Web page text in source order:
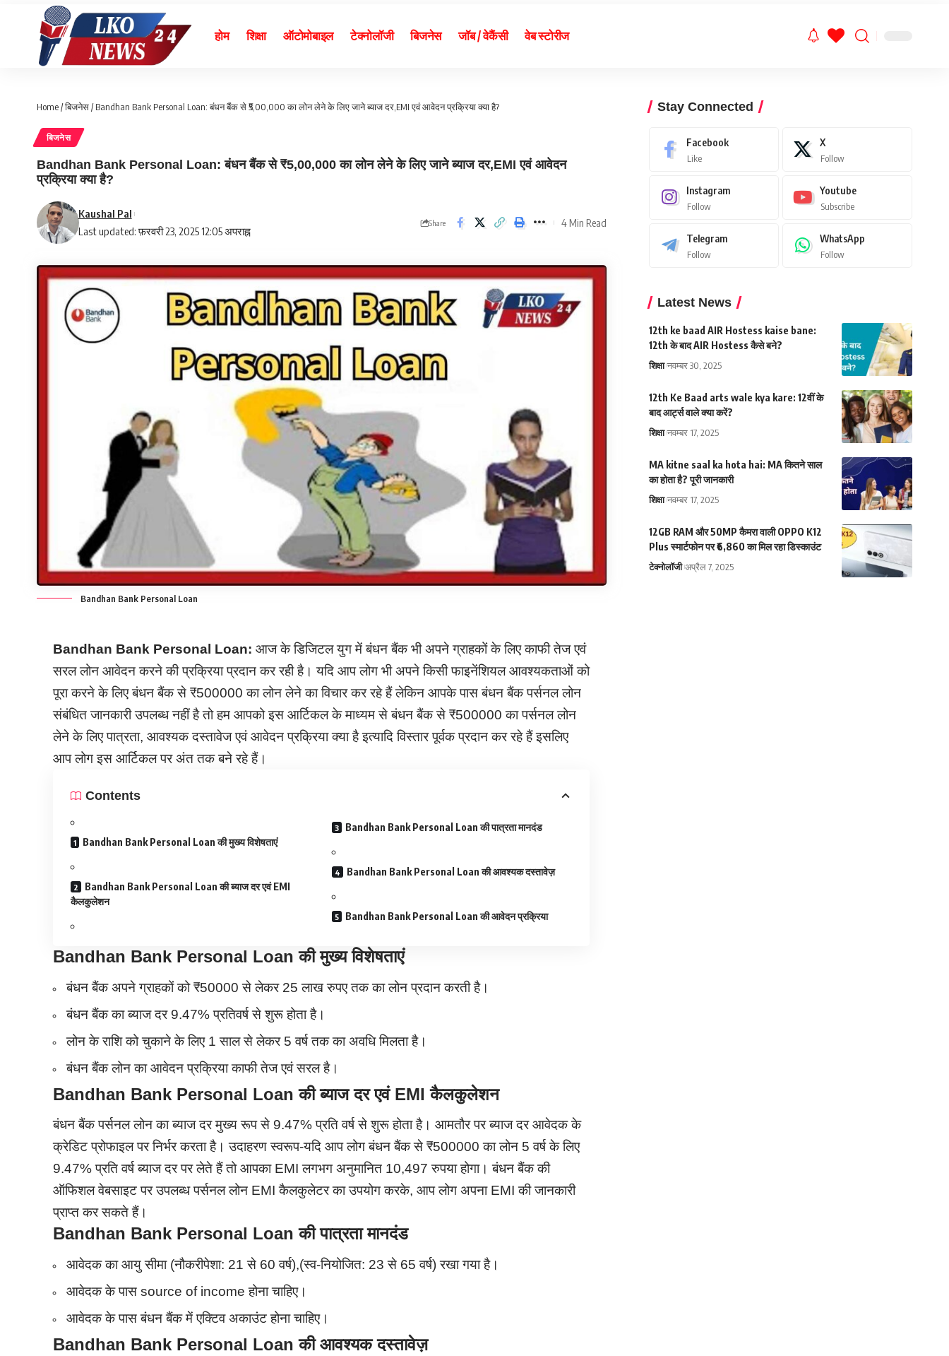
होम शिक्षा ऑटोमोबाइल टेक्नोलॉजी बिजनेस जॉब / वेकैंसी वेब स्टोरीज
Home/बिजनेस/Bandhan Bank Personal Loan: बंधन बैंक से ₹5,00,000 का लोन लेने के लिए जाने ब्याज दर,EMI एवं आवेदन प्रक्रिया क्या है?
बिजनेस
Bandhan Bank Personal Loan: बंधन बैंक से ₹5,00,000 का लोन लेने के लिए जाने ब्याज दर,EMI एवं आवेदन
प्रक्रिया क्या है?
Last updated: फ़रवरी 23, 2025 12:05 अपराह्न
Kaushal Pal
Share 4 Min Read
Bandhan Bank Personal Loan
Bandhan Bank Personal Loan:आज के डिजिटल युग में बंधन बैंक भी अपने ग्राहकों के लिए काफी तेज एवं
सरल लोन आवेदन करने की प्रक्रिया प्रदान कर रही है। यदि आप लोग भी अपने किसी फाइनेंशियल आवश्यकताओं को
पूरा करने के लिए बंधन बैंक से ₹500000 का लोन लेने का विचार कर रहे हैं लेकिन आपके पास बंधन बैंक पर्सनल लोन
संबंधित जानकारी उपलब्ध नहीं है तो हम आपको इस आर्टिकल के माध्यम से बंधन बैंक से ₹500000 का पर्सनल लोन
लेने के लिए पात्रता, आवश्यक दस्तावेज एवं आवेदन प्रक्रिया क्या है इत्यादि विस्तार पूर्वक प्रदान कर रहे हैं इसलिए
आप लोग इस आर्टिकल पर अंत तक बने रहे हैं।
Contents
Bandhan Bank Personal Loan की मुख्य विशेषताएं
Bandhan Bank Personal Loan की ब्याज दर एवं EMI
कैलकुलेशन
Bandhan Bank Personal Loan की पात्रता मानदंड
Bandhan Bank Personal Loan की आवश्यक दस्तावेज़
Bandhan Bank Personal Loan की आवेदन प्रक्रिया
Bandhan Bank Personal Loan की मुख्य विशेषताएं
बंधन बैंक अपने ग्राहकों को ₹50000 से लेकर 25 लाख रुपए तक का लोन प्रदान करती है।
बंधन बैंक का ब्याज दर 9.47% प्रतिवर्ष से शुरू होता है।
लोन के राशि को चुकाने के लिए 1 साल से लेकर 5 वर्ष तक का अवधि मिलता है।
बंधन बैंक लोन का आवेदन प्रक्रिया काफी तेज एवं सरल है।
Bandhan Bank Personal Loan की ब्याज दर एवं EMI कैलकुलेशन
बंधन बैंक पर्सनल लोन का ब्याज दर मुख्य रूप से 9.47% प्रति वर्ष से शुरू होता है। आमतौर पर ब्याज दर आवेदक के
क्रेडिट प्रोफाइल पर निर्भर करता है। उदाहरण स्वरूप-यदि आप लोग बंधन बैंक से ₹500000 का लोन 5 वर्ष के लिए
9.47% प्रति वर्ष ब्याज दर पर लेते हैं तो आपका EMI लगभग अनुमानित 10,497 रुपया होगा। बंधन बैंक की
ऑफिशल वेबसाइट पर उपलब्ध पर्सनल लोन EMI कैलकुलेटर का उपयोग करके, आप लोग अपना EMI की जानकारी
प्राप्त कर सकते हैं।
Bandhan Bank Personal Loan की पात्रता मानदंड
आवेदक का आयु सीमा (नौकरीपेशा: 21 से 60 वर्ष),(स्व-नियोजित: 23 से 65 वर्ष) रखा गया है।
आवेदक के पास source of income होना चाहिए।
आवेदक के पास बंधन बैंक में एक्टिव अकाउंट होना चाहिए।
Bandhan Bank Personal Loan की आवश्यक दस्तावेज़
Stay Connected
Facebook
Like
X
Follow
Instagram
Follow
Youtube
Subscribe
Telegram
Follow
WhatsApp
Follow
Latest News
12th ke baad AIR Hostess kaise bane:
12th के बाद AIR Hostess कैसे बने?
शिक्षा नवम्बर 30, 2025
12th Ke Baad arts wale kya kare: 12वीं के
बाद आर्ट्स वाले क्या करें?
शिक्षा नवम्बर 17, 2025
MA kitne saal ka hota hai: MA कितने साल
का होता है? पूरी जानकारी
शिक्षा नवम्बर 17, 2025
12GB RAM और 50MP कैमरा वाली OPPO K12
Plus स्मार्टफोन पर ₹6,860 का मिल रहा डिस्काउंट
टेक्नोलॉजी अप्रैल 7, 2025